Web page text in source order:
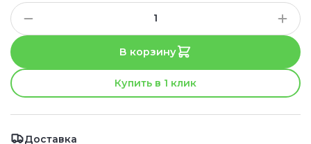
В корзину
Купить в 1 клик
Доставка